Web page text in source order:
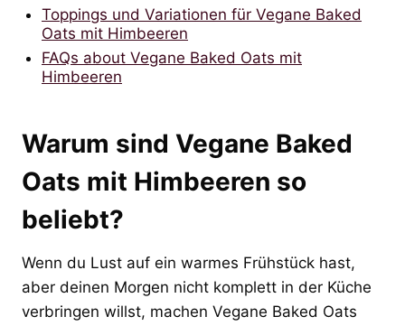
Toppings und Variationen für Vegane Baked
Oats mit Himbeeren
FAQs about Vegane Baked Oats mit
Himbeeren
Warum sind Vegane Baked
Oats mit Himbeeren so
beliebt?
Wenn du Lust auf ein warmes Frühstück hast,
aber deinen Morgen nicht komplett in der Küche
verbringen willst, machen Vegane Baked Oats